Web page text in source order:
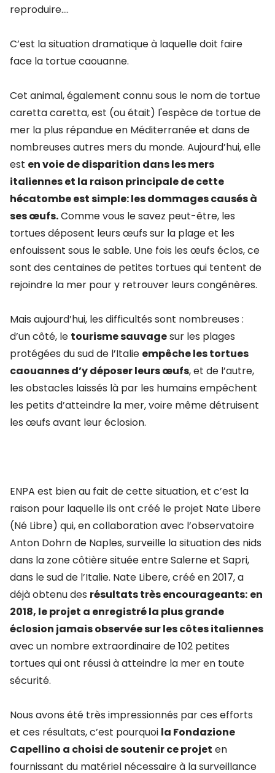
reproduire….
C’est la situation dramatique à laquelle doit faire
face la tortue caouanne.
Cet animal, également connu sous le nom de tortue
caretta caretta, est (ou était) l'espèce de tortue de
mer la plus répandue en Méditerranée et dans de
nombreuses autres mers du monde. Aujourd’hui, elle
est en voie de disparition dans les mers
italiennes et la raison principale de cette
hécatombe est simple: les dommages causés à
ses œufs.Comme vous le savez peut-être, les
tortues déposent leurs œufs sur la plage et les
enfouissent sous le sable. Une fois les œufs éclos, ce
sont des centaines de petites tortues qui tentent de
rejoindre la mer pour y retrouver leurs congénères.
Mais aujourd’hui, les difficultés sont nombreuses :
d’un côté, le tourisme sauvagesur les plages
protégées du sud de l’Italie empêche les tortues
caouannes d’y déposer leurs œufs, et de l’autre,
les obstacles laissés là par les humains empêchent
les petits d’atteindre la mer, voire même détruisent
les œufs avant leur éclosion.
ENPA est bien au fait de cette situation, et c’est la
raison pour laquelle ils ont créé le projet Nate Libere
(Né Libre) qui, en collaboration avec l’observatoire
Anton Dohrn de Naples, surveille la situation des nids
dans la zone côtière située entre Salerne et Sapri,
dans le sud de l’Italie. Nate Libere, créé en 2017, a
déjà obtenu des résultats très encourageants: en
2018, le projet a enregistré la plus grande
éclosion jamais observée sur les côtes italiennes
avec un nombre extraordinaire de 102 petites
tortues qui ont réussi à atteindre la mer en toute
sécurité.
Nous avons été très impressionnés par ces efforts
et ces résultats, c’est pourquoi la Fondazione
Capellino a choisi de soutenir ce projet en
fournissant du matériel nécessaire à la surveillance